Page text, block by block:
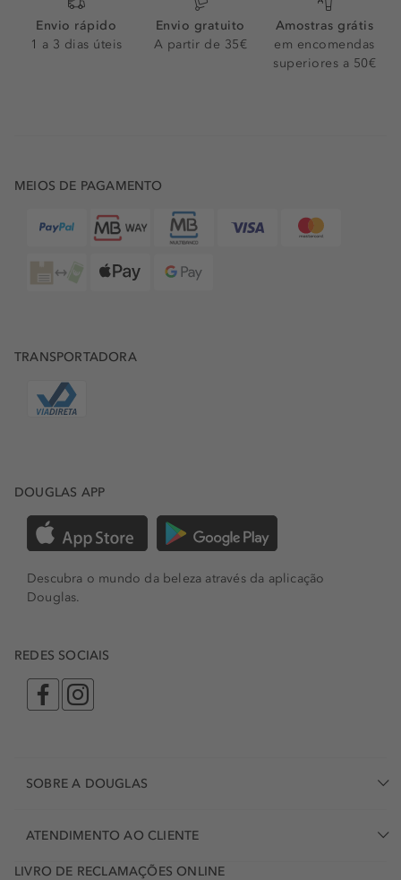
Envio rápido
1 a 3 dias úteis
Envio gratuito
A partir de 35€
Amostras grátis
em encomendas
superiores a 50€
MEIOS DE PAGAMENTO
TRANSPORTADORA
DOUGLAS APP
Descubra o mundo da beleza através da aplicação
Douglas.
REDES SOCIAIS
SOBRE A DOUGLAS
ATENDIMENTO AO CLIENTE
LIVRO DE RECLAMAÇÕES ONLINE